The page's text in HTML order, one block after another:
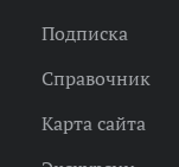
Подписка
Справочник
Карта сайта